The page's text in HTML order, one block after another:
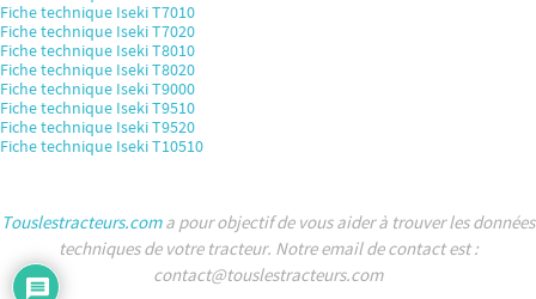
Fiche technique Iseki T7010
Fiche technique Iseki T7020
Fiche technique Iseki T8010
Fiche technique Iseki T8020
Fiche technique Iseki T9000
Fiche technique Iseki T9510
Fiche technique Iseki T9520
Fiche technique Iseki T10510
Touslestracteurs.coma pour objectif de vous aider à trouver les données
techniques de votre tracteur. Notre email de contact est :
contact@touslestracteurs.com